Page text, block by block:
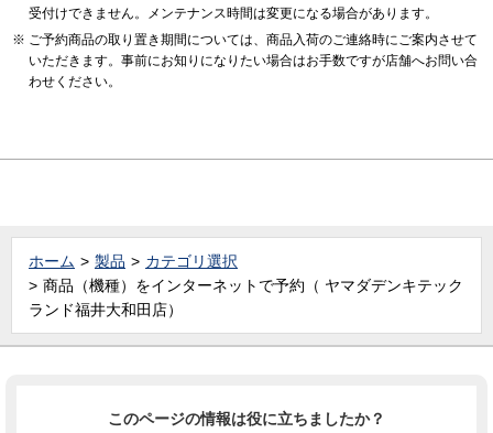
受付けできません。メンテナンス時間は変更になる場合があります。
ご予約商品の取り置き期間については、商品入荷のご連絡時にご案内させて
いただきます。事前にお知りになりたい場合はお手数ですが店舗へお問い合
わせください。
ホーム 製品
カテゴリ選択
商品（機種）をインターネットで予約（ ヤマダデンキテック
ランド福井大和田店）
このページの情報は役に立ちましたか？